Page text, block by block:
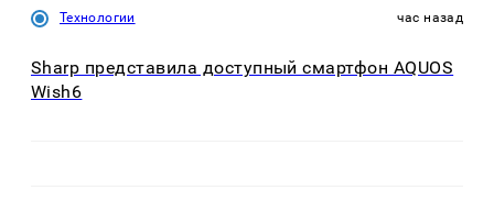
Технологии час назад
Sharp представила доступный смартфон AQUOS
Wish6